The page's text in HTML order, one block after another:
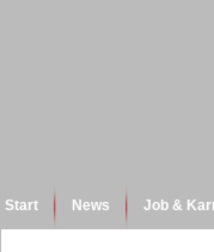
Start News Job &